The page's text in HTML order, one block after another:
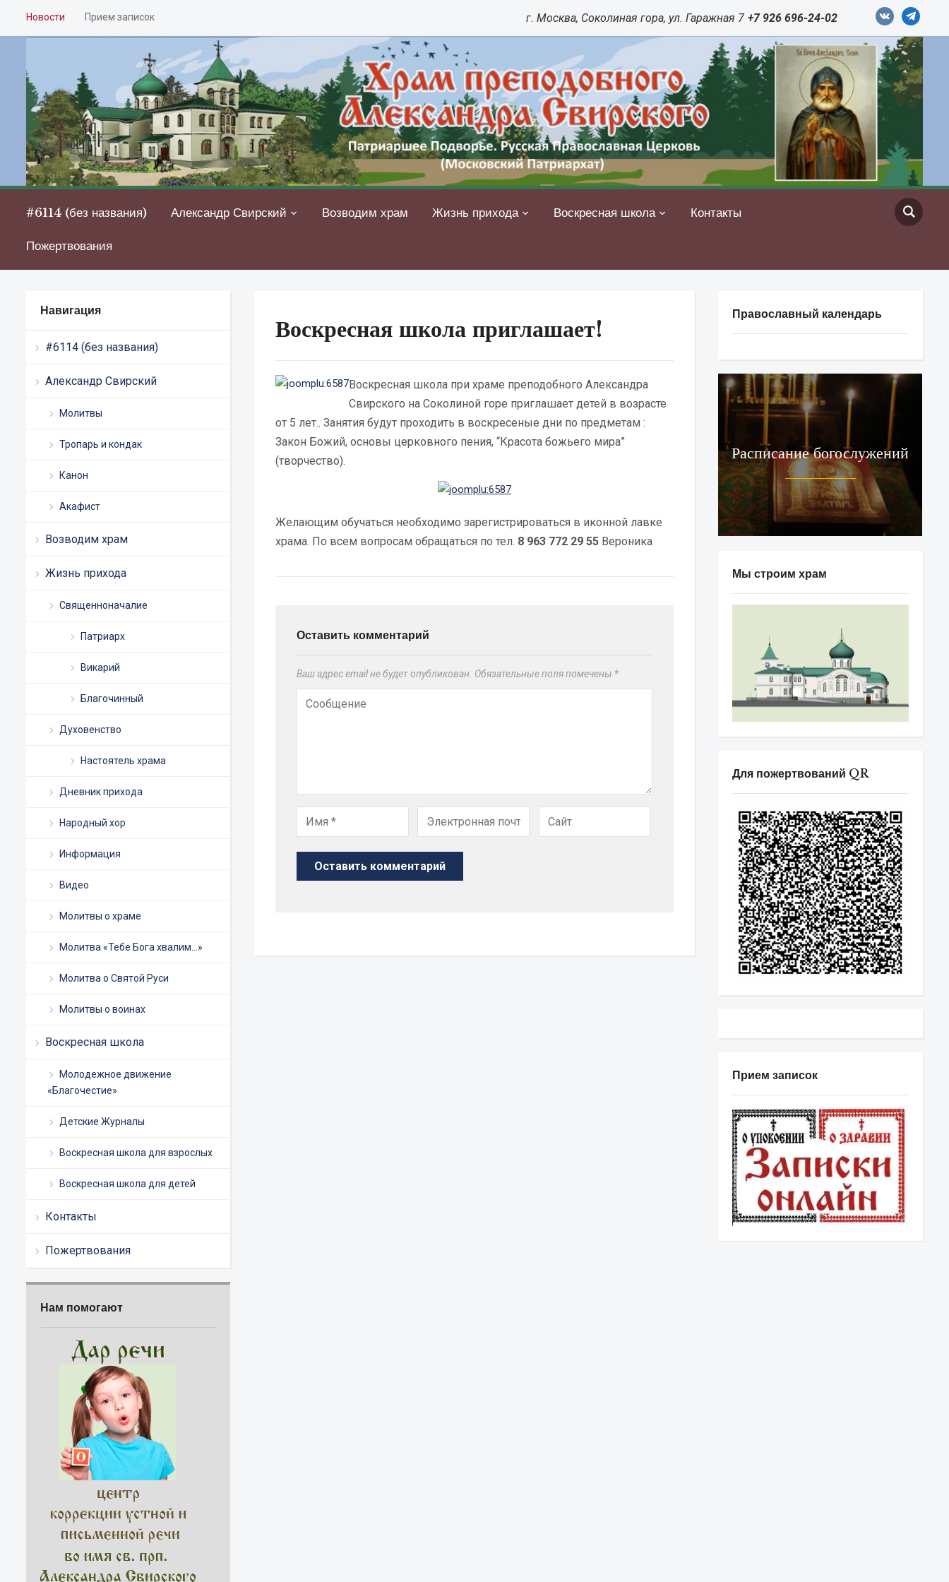
Новости Прием записок vkontaktetelegram
г. Москва, Соколиная гора, ул. Гаражная 7 +7 926 696-24-02
#6114 (без названия) Александр Свирский Возводим храм Жизнь прихода Воскресная школа Контакты
Пожертвования
Навигация
#6114 (без названия)
Александр Свирский
Молитвы
Тропарь и кондак
Канон
Акафист
Возводим храм
Жизнь прихода
Священноначалие
Патриарх
Викарий
Благочинный
Духовенство
Настоятель храма
Дневник прихода
Народный хор
Информация
Видео
Молитвы о храме
Молитва «Тебе Бога хвалим…»
Молитва о Святой Руси
Молитвы о воинах
Воскресная школа
Молодежное движение
«Благочестие»
Детские Журналы
Воскресная школа для взрослых
Воскресная школа для детей
Контакты
Пожертвования
Нам помогают
Воскресная школа приглашает!
Воскресная школа при храме преподобного Александра
Свирского на Соколиной горе приглашает детей в возрасте
от 5 лет.. Занятия будут проходить в воскресеные дни по предметам :
Закон Божий, основы церковного пения, “Красота божьего мира”
(творчество).
Желающим обучаться необходимо зарегистрироваться в иконной лавке
храма. По всем вопросам обращаться по тел. 8 963 772 29 55Вероника
Оставить комментарий
Ваш адрес email не будет опубликован. Обязательные поля помечены *
Православный календарь
Расписание богослужений
Мы строим храм
Для пожертвований QR
Прием записок